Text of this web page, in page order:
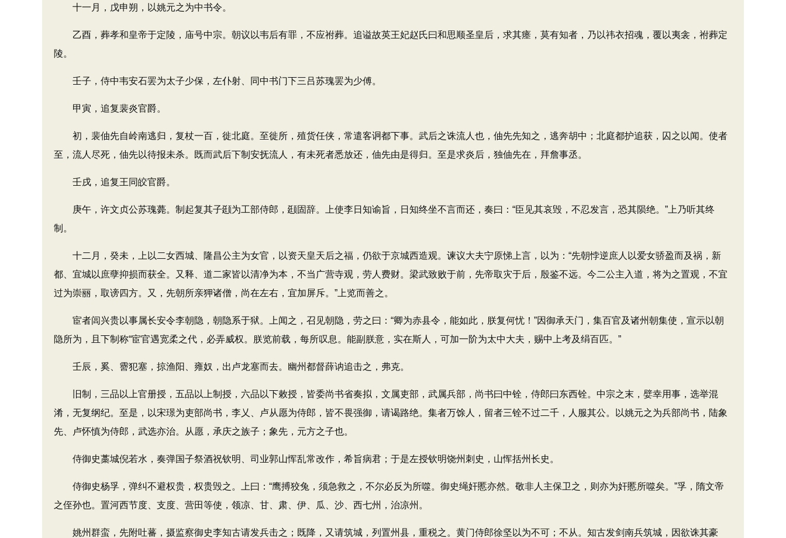
十一月，戊申朔，以姚元之为中书令。
乙酉，葬孝和皇帝于定陵，庙号中宗。朝议以韦后有罪，不应祔葬。追谥故英王妃赵氏曰和思顺圣皇后，求其瘗，莫有知者，乃以祎衣招魂，覆以夷衾，祔葬定
陵。
壬子，侍中韦安石罢为太子少保，左仆射、同中书门下三吕苏瑰罢为少傅。
甲寅，追复裴炎官爵。
初，裴伷先自岭南逃归，复杖一百，徙北庭。至徙所，殖货任侠，常遣客诇都下事。武后之诛流人也，伷先先知之，逃奔胡中；北庭都护追获，囚之以闻。使者
至，流人尽死，伷先以待报未杀。既而武后下制安抚流人，有未死者悉放还，伷先由是得归。至是求炎后，独伷先在，拜詹事丞。
壬戌，追复王同皎官爵。
庚午，许文贞公苏瑰薨。制起复其子颋为工部侍郎，颋固辞。上使李日知谕旨，日知终坐不言而还，奏曰：“臣见其哀毁，不忍发言，恐其陨绝。”上乃听其终
制。
十二月，癸未，上以二女西城、隆昌公主为女官，以资天皇天后之福，仍欲于京城西造观。谏议大夫宁原悌上言，以为：“先朝悖逆庶人以爱女骄盈而及祸，新
都、宜城以庶孽抑损而获全。又释、道二家皆以清净为本，不当广营寺观，劳人费财。梁武致败于前，先帝取灾于后，殷鉴不远。今二公主入道，将为之置观，不宜
过为崇丽，取谤四方。又，先朝所亲狎诸僧，尚在左右，宜加屏斥。”上览而善之。
宦者闾兴贵以事属长安令李朝隐，朝隐系于狱。上闻之，召见朝隐，劳之曰：“卿为赤县令，能如此，朕复何忧！”因御承天门，集百官及诸州朝集使，宣示以朝
隐所为，且下制称“宦官遇宽柔之代，必弄威权。朕览前载，每所叹息。能副朕意，实在斯人，可加一阶为太中大夫，赐中上考及绢百匹。”
壬辰，奚、霫犯塞，掠渔阳、雍奴，出卢龙塞而去。幽州都督薛讷追击之，弗克。
旧制，三品以上官册授，五品以上制授，六品以下敕授，皆委尚书省奏拟，文属吏部，武属兵部，尚书曰中铨，侍郎曰东西铨。中宗之末，嬖幸用事，选举混
淆，无复纲纪。至是，以宋璟为吏部尚书，李乂、卢从愿为侍郎，皆不畏强御，请谒路绝。集者万馀人，留者三铨不过二千，人服其公。以姚元之为兵部尚书，陆象
先、卢怀慎为侍郎，武选亦治。从愿，承庆之族子；象先，元方之子也。
侍御史藁城倪若水，奏弹国子祭酒祝钦明、司业郭山恽乱常改作，希旨病君；于是左授钦明饶州刺史，山恽括州长史。
侍御史杨孚，弹纠不避权贵，权贵毁之。上曰：“鹰搏狡兔，须急救之，不尔必反为所噬。御史绳奸慝亦然。敬非人主保卫之，则亦为奸慝所噬矣。”孚，隋文帝
之侄孙也。置河西节度、支度、营田等使，领凉、甘、肃、伊、瓜、沙、西七州，治凉州。
姚州群蛮，先附吐蕃，摄监察御史李知古请发兵击之；既降，又请筑城，列置州县，重税之。黄门侍郎徐坚以为不可；不从。知古发剑南兵筑城，因欲诛其豪